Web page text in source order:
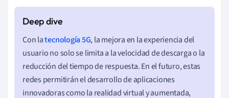
Con latecnología 5G, la mejora en la experiencia del
usuario no solo se limita a la velocidad de descarga o la
reducción del tiempo de respuesta. En el futuro, estas
redes permitirán el desarrollo de aplicaciones
innovadoras como la realidad virtual y aumentada,